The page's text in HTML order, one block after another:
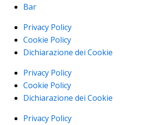
Bar
Privacy Policy
Cookie Policy
Dichiarazione dei Cookie
Privacy Policy
Cookie Policy
Dichiarazione dei Cookie
Privacy Policy